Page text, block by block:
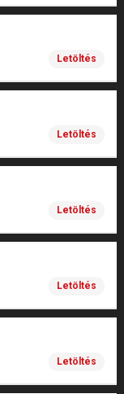
Letöltés
Letöltés
Letöltés
Letöltés
Letöltés